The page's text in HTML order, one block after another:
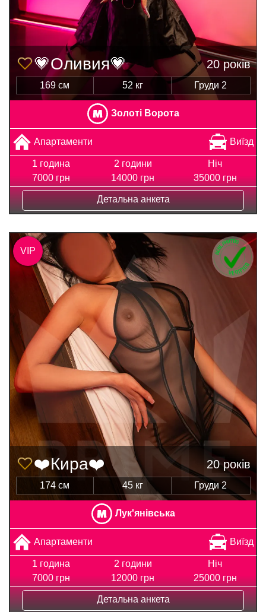
💗Оливия💗 20 років
169 см 52 кг Груди 2
Золоті Ворота
Апартаменти Виїзд
1 година
7000 грн
2 години
14000 грн
Ніч
35000 грн
Детальна анкета
❤️Кира❤️ 20 років
174 см 45 кг Груди 2
Лук'янівська
Апартаменти Виїзд
1 година
7000 грн
2 години
12000 грн
Ніч
25000 грн
Детальна анкета
VIP